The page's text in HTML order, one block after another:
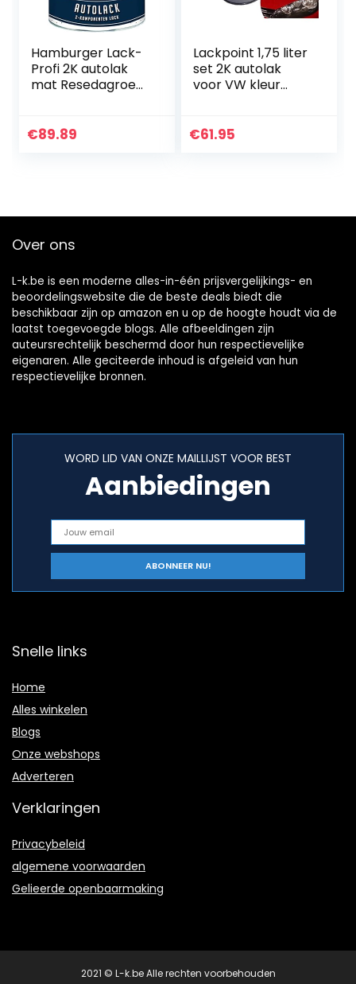
Hamburger Lack-
Profi 2K autolak
mat Resedagroen
dekkend –
€89.89
Lackpoint 1,75 liter
set 2K autolak
voor VW kleur
trendlak
€61.95
Over ons
L-k.be is een moderne alles-in-één prijsvergelijkings- en
beoordelingswebsite die de beste deals biedt die
beschikbaar zijn op amazon en u op de hoogte houdt via de
laatst toegevoegde blogs. Alle afbeeldingen zijn
auteursrechtelijk beschermd door hun respectievelijke
eigenaren. Alle geciteerde inhoud is afgeleid van hun
respectievelijke bronnen.
WORD LID VAN ONZE MAILLIJST VOOR BEST
Aanbiedingen
Snelle links
Home
Alles winkelen
Blogs
Onze webshops
Adverteren
Verklaringen
Privacybeleid
algemene voorwaarden
Gelieerde openbaarmaking
2021 © L-k.be Alle rechten voorbehouden